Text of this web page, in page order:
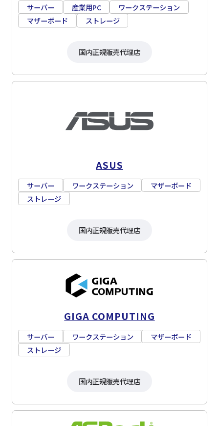
サーバー 産業用PC
ワークステーション
マザーボード
ストレージ
国内正規販売代理店
ASUS
サーバー ワークステーション
マザーボード
ストレージ
国内正規販売代理店
GIGA COMPUTING
サーバー ワークステーション
マザーボード
ストレージ
国内正規販売代理店